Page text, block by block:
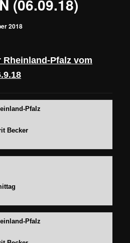
(06.09.18)
2018
Rheinland-Pfalz vom
Pfalz
Becker
Pfalz